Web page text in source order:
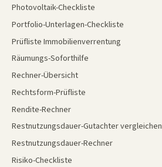
Photovoltaik-Checkliste
Portfolio-Unterlagen-Checkliste
Prüfliste Immobilienverrentung
Räumungs-Soforthilfe
Rechner-Übersicht
Rechtsform-Prüfliste
Rendite-Rechner
Restnutzungsdauer-Gutachter vergleichen
Restnutzungsdauer-Rechner
Risiko-Checkliste